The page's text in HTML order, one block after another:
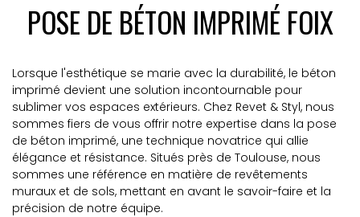
POSE DE BÉTON IMPRIMÉ FOIX
Lorsque l'esthétique se marie avec la durabilité, le béton
imprimé devient une solution incontournable pour
sublimer vos espaces extérieurs. Chez Revet & Styl, nous
sommes fiers de vous offrir notre expertise dans la pose
de béton imprimé, une technique novatrice qui allie
élégance et résistance. Situés près de Toulouse, nous
sommes une référence en matière de revêtements
muraux et de sols, mettant en avant le savoir-faire et la
précision de notre équipe.